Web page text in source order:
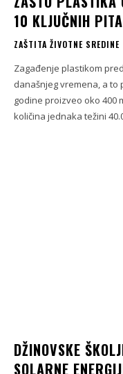
10 KLJUČNIH
ZAŠTITA ŽIVOTNE SREDINE
Zagađenje plastikom
današnjeg vremena, a
godine proizveo oko 400
količina jednaka težini
DŽINOVSKE
SOLARNE